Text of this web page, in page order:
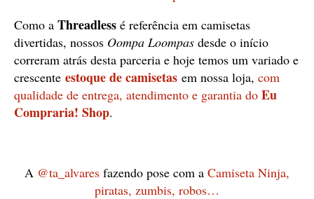
Como a Threadless é referência em camisetas
divertidas, nossos Oompa Loompas desde o início
correram atrás desta parceria e hoje temos um variado e
crescente estoque de camisetas em nossa loja, com
qualidade de entrega, atendimento e garantia do Eu
Compraria! Shop.
A @ta_alvares fazendo pose com a Camiseta Ninja,
piratas, zumbis, robos…